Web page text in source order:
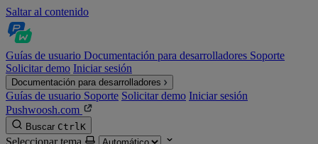
Saltar al contenido
Guías de usuario Documentación para desarrolladores Soporte
Solicitar demo Iniciar sesión
Documentación para desarrolladores
Guías de usuario Soporte Solicitar demo Iniciar sesión
Pushwoosh.com
Buscar CtrlK
Seleccionar tema